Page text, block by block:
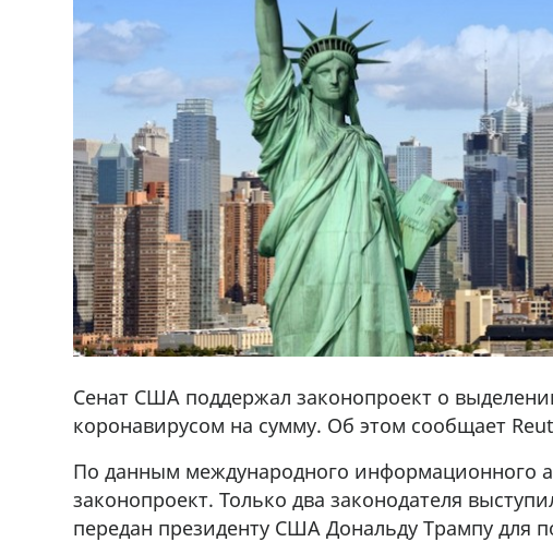
Сенат США поддержал законопроект о
коронавирусом на сумму. Об этом сообщает
По данным международного информационного
законопроект. Только два законодателя
передан президенту США Дональду Трампу для
551 08 62
В городе Ниноцминда около фастфуда Hask
cдается в аренду дом, 571 30 57
57Whatsap/Viber